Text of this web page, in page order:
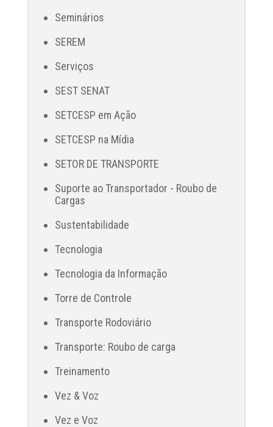
Seminários
SEREM
Serviços
SEST SENAT
SETCESP em Ação
SETCESP na Mídia
SETOR DE TRANSPORTE
Suporte ao Transportador - Roubo de
Cargas
Sustentabilidade
Tecnologia
Tecnologia da Informação
Torre de Controle
Transporte Rodoviário
Transporte: Roubo de carga
Treinamento
Vez & Voz
Vez e Voz